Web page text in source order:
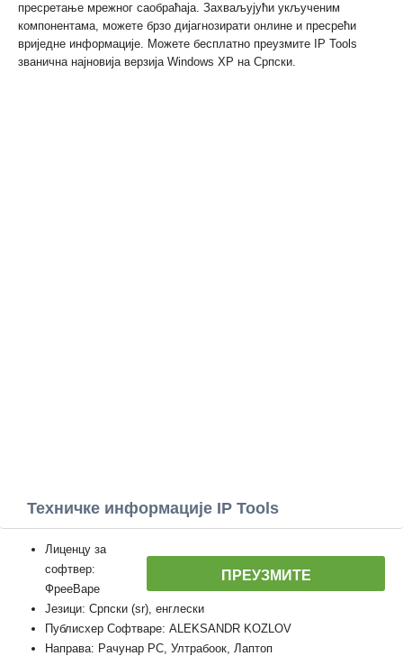
пресретање мрежног саобраћаја. Захваљујући укљученим
компонентама, можете брзо дијагнозирати онлине и пресрећи
вриједне информације. Можете бесплатно преузмите IP Tools
званична најновија верзија Windows XP на Српски.
Техничке информације IP Tools
ПРЕУЗМИТЕ
Лиценцу за
софтвер:
ФрееВаре
Језици: Српски (sr), енглески
Публисхер Софтваре: ALEKSANDR KOZLOV
Направа: Рачунар PC, Ултрабоок, Лаптоп